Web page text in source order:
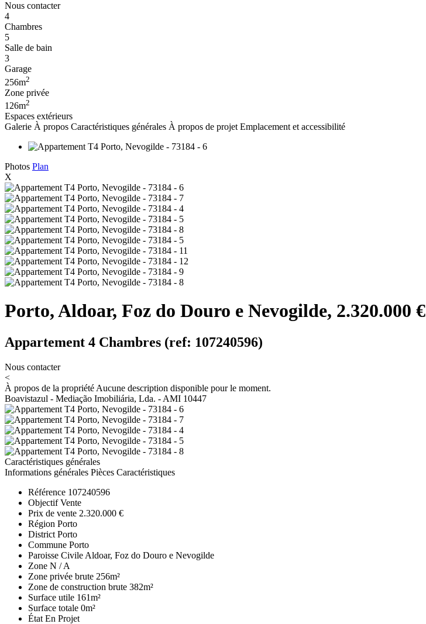
Nous contacter
4
Chambres
5
Salle de bain
3
Garage
256m2
Zone privée
126m2
Espaces extérieurs
Galerie À propos Caractéristiques générales À propos de projet Emplacement et accessibilité
Photos Plan
X
Porto, Aldoar, Foz do Douro e Nevogilde, 2.320.000 €
Appartement 4 Chambres (ref: 107240596)
Nous contacter
<
À propos de la propriété Aucune description disponible pour le moment.
Boavistazul - Mediação Imobiliária, Lda. - AMI 10447
Caractéristiques générales
Informations générales Pièces Caractéristiques
Référence 107240596
Objectif Vente
Prix de vente 2.320.000 €
Région Porto
District Porto
Commune Porto
Paroisse Civile Aldoar, Foz do Douro e Nevogilde
Zone N / A
Zone privée brute 256m²
Zone de construction brute 382m²
Surface utile 161m²
Surface totale 0m²
État En Projet